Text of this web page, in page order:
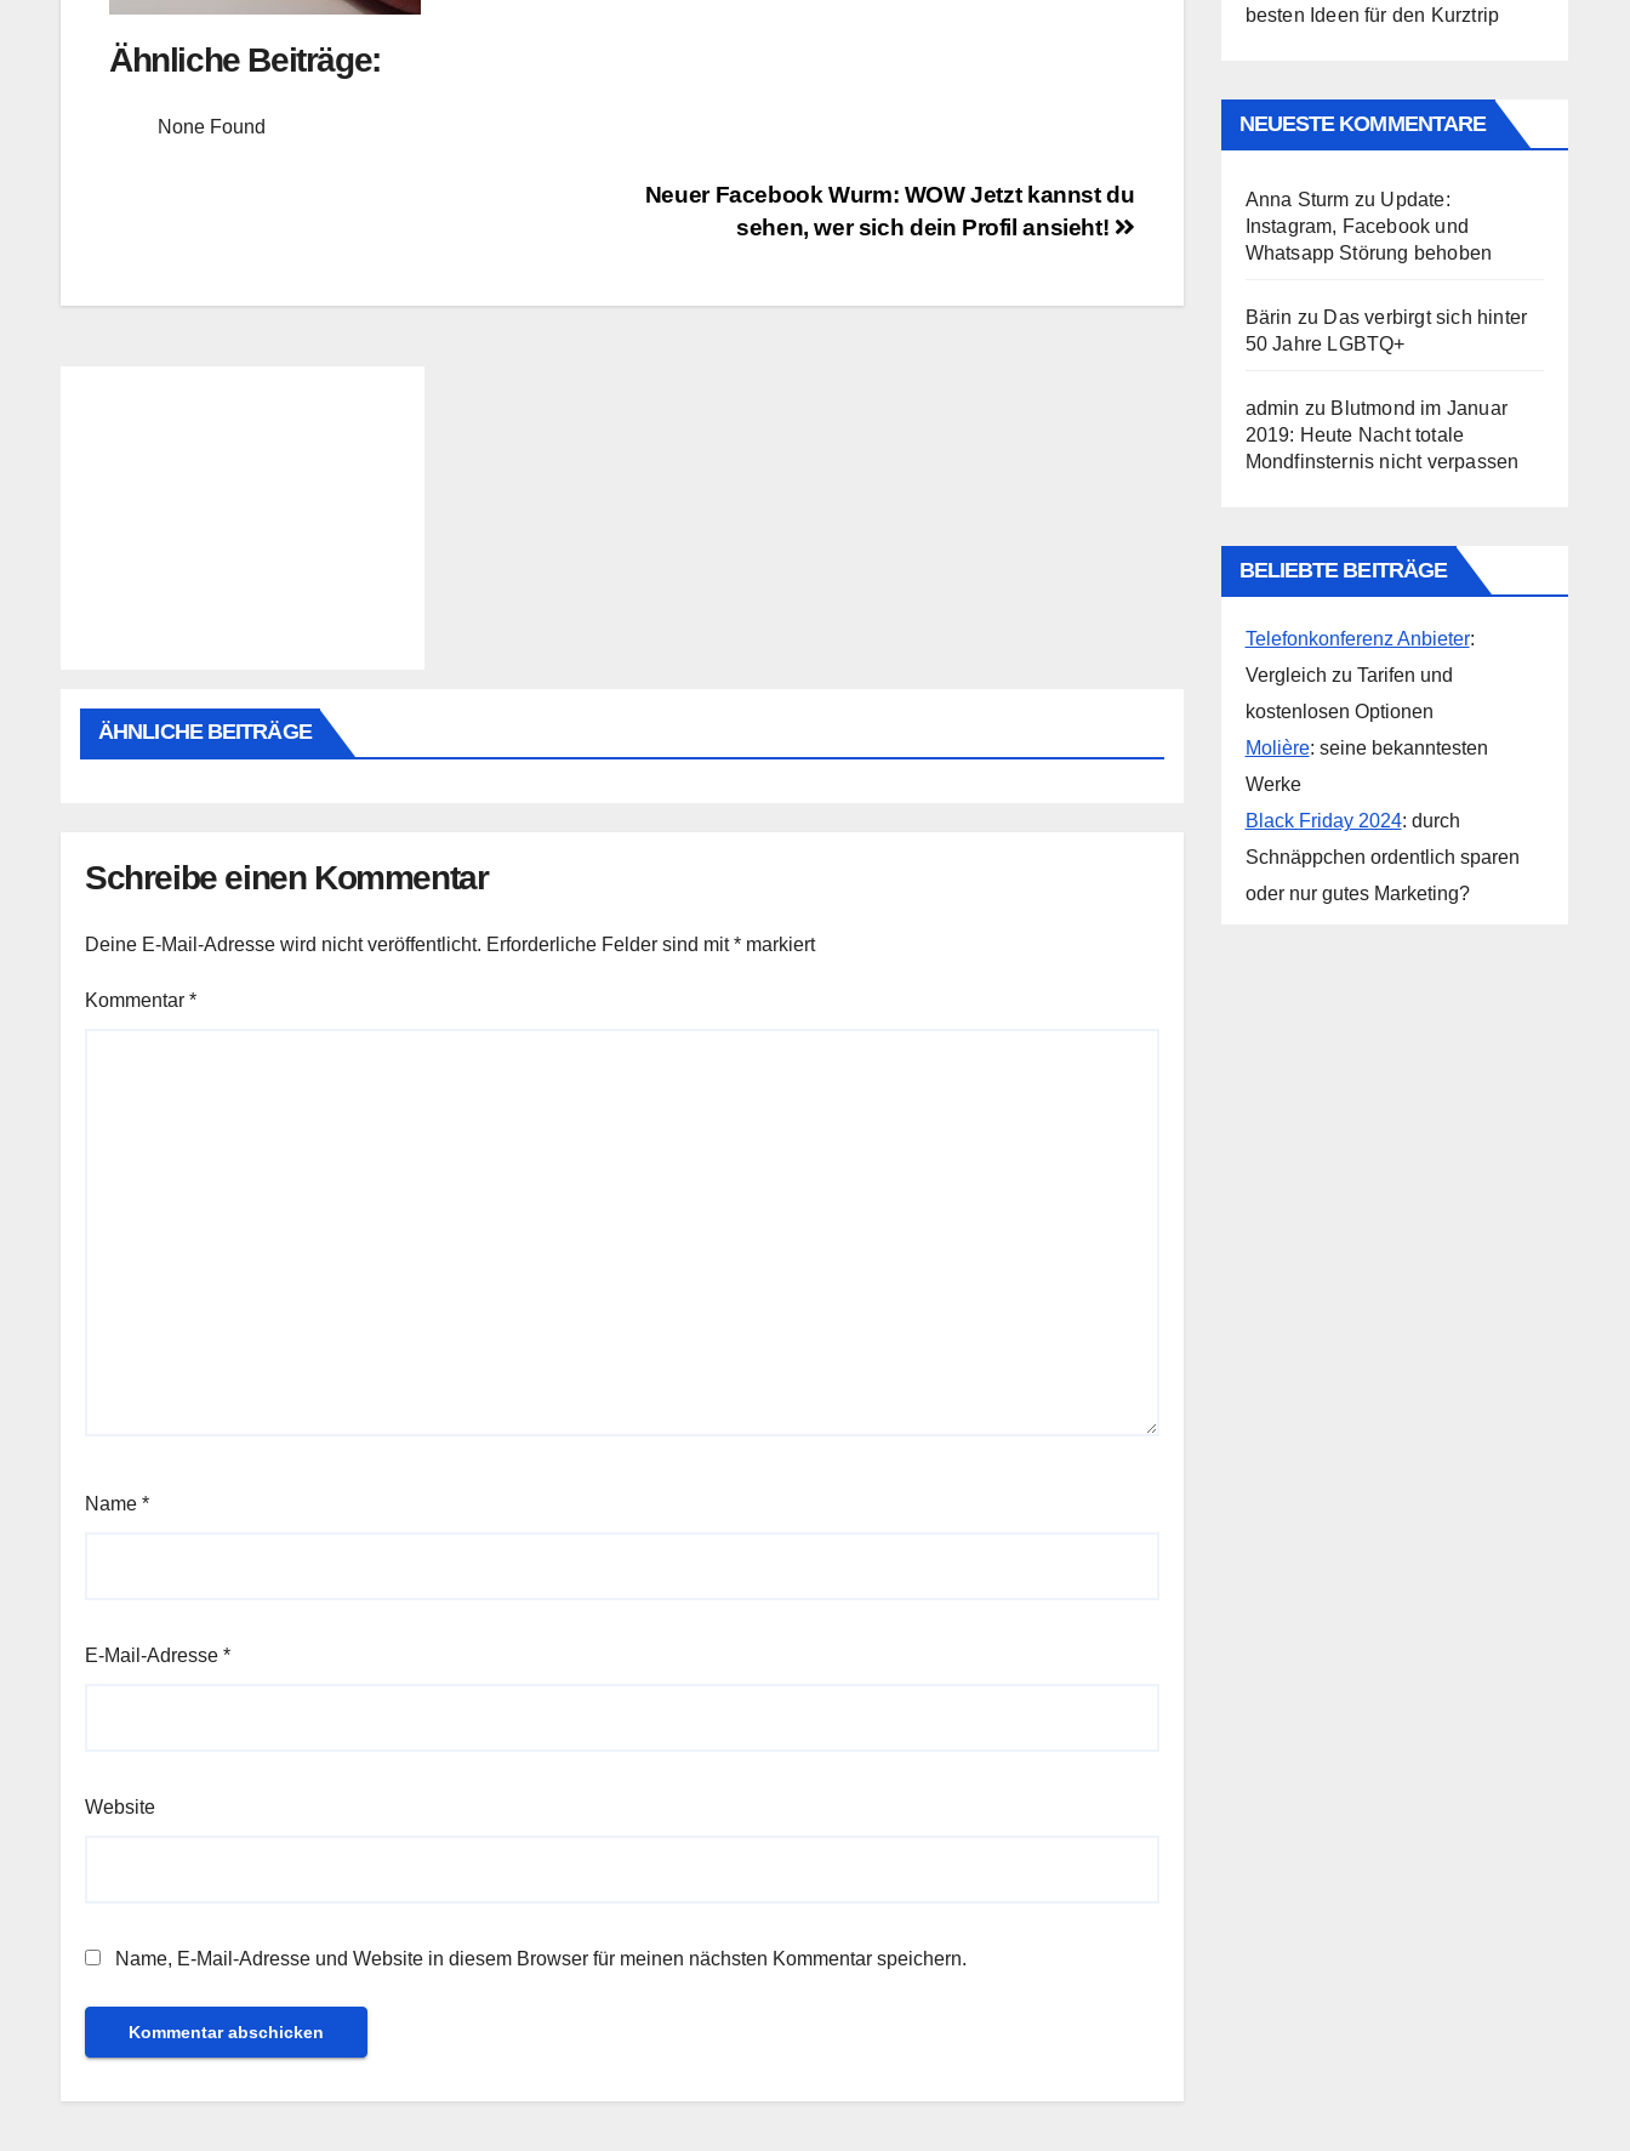
Ähnliche Beiträge:
None Found
Neuer Facebook Wurm: WOW Jetzt kannst du
sehen, wer sich dein Profil ansieht!
ÄHNLICHE BEITRÄGE
Schreibe einen Kommentar
Deine E-Mail-Adresse wird nicht veröffentlicht. Erforderliche Felder sind mit* markiert
Kommentar *
Name *
E-Mail-Adresse *
Website
Name, E-Mail-Adresse und Website in diesem Browser für meinen nächsten Kommentar speichern.
besten Ideen für den Kurztrip
NEUESTE KOMMENTARE
Anna Sturm zu Update:
Instagram, Facebook und
Whatsapp Störung behoben
Bärin zu Das verbirgt sich hinter
50 Jahre LGBTQ+
admin zu Blutmond im Januar
2019: Heute Nacht totale
Mondfinsternis nicht verpassen
BELIEBTE BEITRÄGE
Telefonkonferenz Anbieter:
Vergleich zu Tarifen und
kostenlosen Optionen
Molière: seine bekanntesten
Werke
Black Friday 2024: durch
Schnäppchen ordentlich sparen
oder nur gutes Marketing?